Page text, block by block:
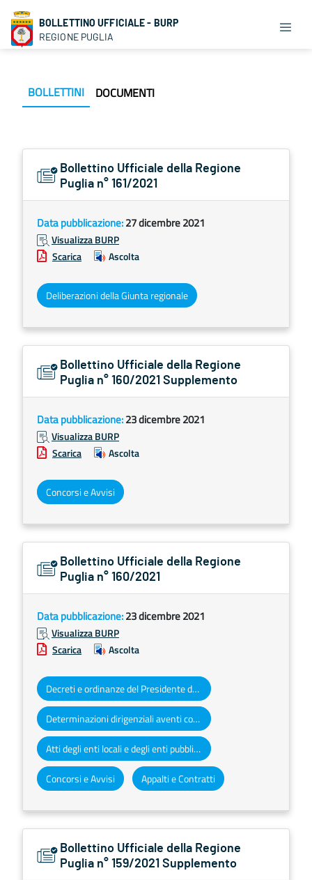
BOLLETTINO UFFICIALE - BURP
REGIONE PUGLIA
BOLLETTINI DOCUMENTI
Bollettino Ufficiale della Regione
Puglia n° 161/2021
Data pubblicazione:27 dicembre 2021
Visualizza BURP
Scarica
Ascolta
Deliberazioni della Giunta regionale
Bollettino Ufficiale della Regione
Puglia n° 160/2021 Supplemento
Data pubblicazione:23 dicembre 2021
Visualizza BURP
Scarica
Ascolta
Concorsi e Avvisi
Bollettino Ufficiale della Regione
Puglia n° 160/2021
Data pubblicazione:23 dicembre 2021
Visualizza BURP
Scarica
Ascolta
Decreti e ordinanze del Presidente della Giunta regionale
Determinazioni dirigenziali aventi contenuto di interesse generale
Atti degli enti locali e degli enti pubblici e privati
Concorsi e Avvisi Appalti e Contratti
Bollettino Ufficiale della Regione
Puglia n° 159/2021 Supplemento